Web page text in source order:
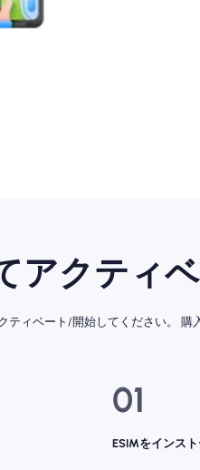
4G/5Gカバレッジを提供します。 あな
をどこに連れて行っても、つながりを
アクティ
ィベート/開始してください。
01
ESIMをインス